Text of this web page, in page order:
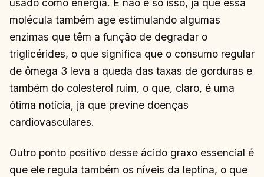
usado como energia. E não é só isso, já que essa
molécula também age estimulando algumas
enzimas que têm a função de degradar o
triglicérides, o que significa que o consumo regular
de ômega 3 leva a queda das taxas de gorduras e
também do colesterol ruim, o que, claro, é uma
ótima notícia, já que previne doenças
cardiovasculares.
Outro ponto positivo desse ácido graxo essencial é
que ele regula também os níveis da leptina, o que